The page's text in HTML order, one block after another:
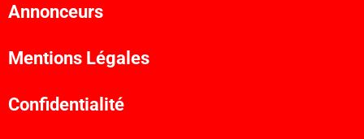
Annonceurs
Mentions Légales
Confidentialité